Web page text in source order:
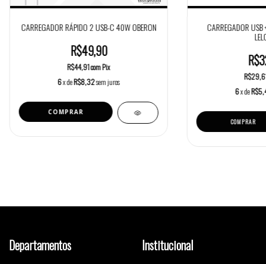
CARREGADOR RÁPIDO 2 USB-C 40W OBERON
R$49,90
R$44,91comPix
6x deR$8,32sem juros
CARREGADOR
6x de
COMPRAR
Departamentos Institucional